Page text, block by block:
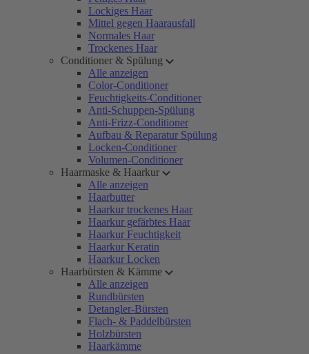
Lockiges Haar
Mittel gegen Haarausfall
Normales Haar
Trockenes Haar
Conditioner & Spülung
Alle anzeigen
Color-Conditioner
Feuchtigkeits-Conditioner
Anti-Schuppen-Spülung
Anti-Frizz-Conditioner
Aufbau & Reparatur Spülung
Locken-Conditioner
Volumen-Conditioner
Haarmaske & Haarkur
Alle anzeigen
Haarbutter
Haarkur trockenes Haar
Haarkur gefärbtes Haar
Haarkur Feuchtigkeit
Haarkur Keratin
Haarkur Locken
Haarbürsten & Kämme
Alle anzeigen
Rundbürsten
Detangler-Bürsten
Flach- & Paddelbürsten
Holzbürsten
Haarkämme